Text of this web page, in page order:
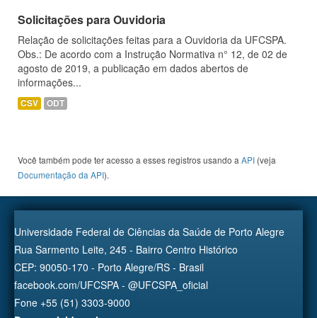
Solicitações para Ouvidoria
Relação de solicitações feitas para a Ouvidoria da UFCSPA.
Obs.: De acordo com a Instrução Normativa n° 12, de 02 de
agosto de 2019, a publicação em dados abertos de
informações...
CSV ODT
Você também pode ter acesso a esses registros usando a API (veja
Documentação da API).
Universidade Federal de Ciências da Saúde de Porto Alegre
Rua Sarmento Leite, 245 - Bairro Centro Histórico
CEP: 90050-170 - Porto Alegre/RS - Brasil
facebook.com/UFCSPA - @UFCSPA_oficial
Fone +55 (51) 3303-9000